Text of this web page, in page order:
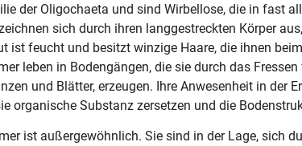
der Oligochaeta und sind Wirbellose, die in fast
sich durch ihren langgestreckten Körper
ist feucht und besitzt winzige Haare, die ihnen
leben in Bodengängen, die sie durch das
und Blätter, erzeugen. Ihre Anwesenheit in der
organische Substanz zersetzen und die
ist außergewöhnlich. Sie sind in der Lage, sich